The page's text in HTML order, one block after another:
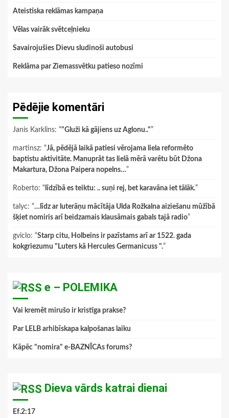
Ateistiska reklāmas kampaņa
Vēlas vairāk svētceļnieku
Savairojušies Dievu sludinoši autobusi
Reklāma par Ziemassvētku patieso nozīmi
Pēdējie komentāri
Janis Karklins: “"Gluži kā gājiens uz Aglonu.."”
martinsz: “Jā, pēdējā laikā patiesi vērojama liela reformēto
baptistu aktivitāte. Manuprāt tas lielā mērā varētu būt Džona
Makartura, Džona Paipera nopelns…”
Roberto: “ līdzībā es teiktu: .. suņi rej, bet karavāna iet tālāk.”
talyc: “…līdz ar luterāņu mācītāja Ulda Rožkalna aiziešanu mūžībā
šķiet nomiris arī beidzamais klausāmais gabals tajā radio”
gviclo: “Starp citu, Holbeins ir pazīstams arī ar 1522. gada
kokgriezumu "Luters kā Hercules Germanicuss ".”
e – POLEMIKA
Vai kremēt mirušo ir kristīga prakse?
Par LELB arhibīskapa kalpošanas laiku
Kāpēc "nomira" e-BAZNĪCAs forums?
Dieva vārds katrai dienai
Ef.2:17